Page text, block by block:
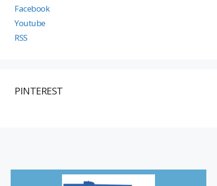
Facebook
Youtube
RSS
PINTEREST